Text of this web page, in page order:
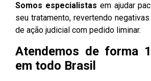
Somos especialistas em ajudar
seu tratamento, revertendo
de ação judicial com pedido liminar.
Atendemos de forma
em todo Brasil